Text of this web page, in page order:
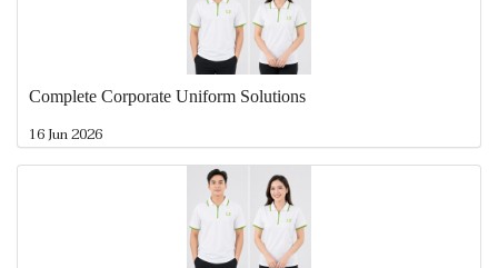
Complete Corporate Uniform Solutions
16 Jun 2026